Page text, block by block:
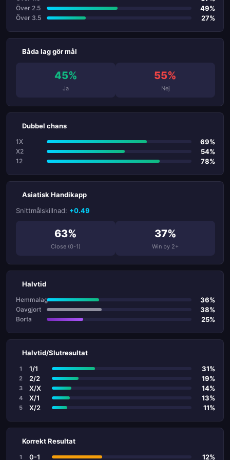
Över 2.5 49%
Över 3.5 27%
Båda lag gör mål
45%
Ja
55%
Nej
Dubbel chans
1X 69%
X2 54%
12 78%
Asiatisk Handikapp
Snittmålskillnad: +0.49
63%
Close (0-1)
37%
Win by 2+
Halvtid
Hemmalag 36%
Oavgjort 38%
Borta 25%
Halvtid/Slutresultat
1 1/1 31%
2 2/2 19%
3 X/X 14%
4 X/1 13%
5 X/2 11%
Korrekt Resultat
1 0-1 12%